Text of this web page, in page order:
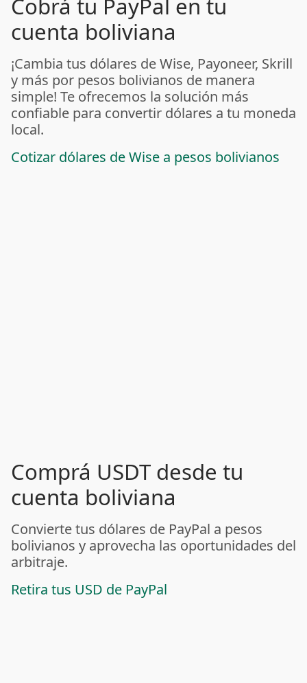
Cobrá tu PayPal en tu
cuenta boliviana
¡Cambia tus dólares de Wise, Payoneer, Skrill
y más por pesos bolivianos de manera
simple! Te ofrecemos la solución más
confiable para convertir dólares a tu moneda
local.
Cotizar dólares de Wise a pesos bolivianos
Comprá USDT desde tu
cuenta boliviana
Convierte tus dólares de PayPal a pesos
bolivianos y aprovecha las oportunidades del
arbitraje.
Retira tus USD de PayPal